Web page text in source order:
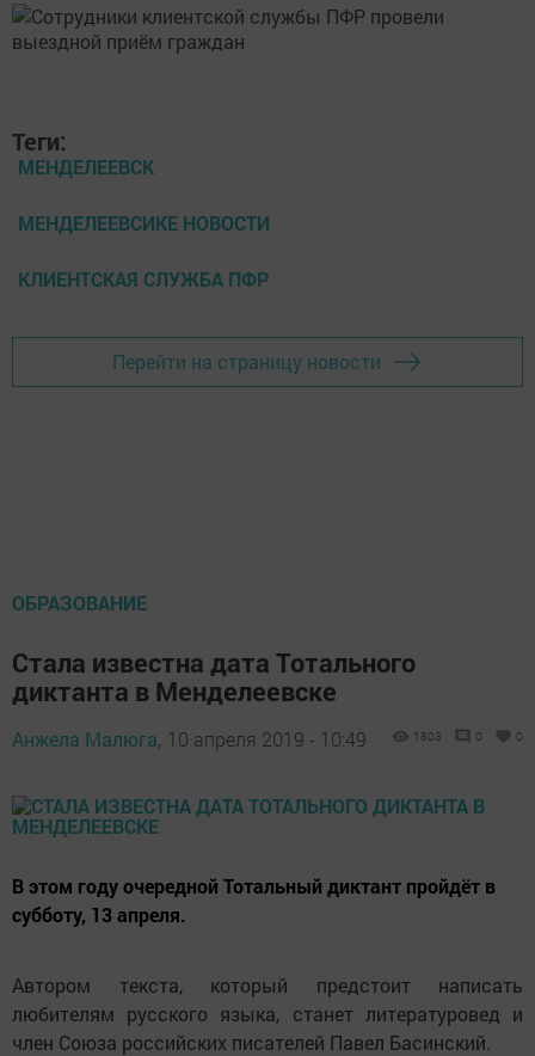
Теги:
МЕНДЕЛЕЕВСК
МЕНДЕЛЕЕВСИКЕ НОВОСТИ
КЛИЕНТСКАЯ СЛУЖБА ПФР
Перейти на страницу новости
ОБРАЗОВАНИЕ
Стала известна дата Тотального
диктанта в Менделеевске
Анжела Малюга, 10 апреля 2019 - 10:49 1803 0 0
В этом году очередной Тотальный диктант пройдёт в
субботу, 13 апреля.
Автором текста, который предстоит написать
любителям русского языка, станет литературовед и
член Союза российских писателей Павел Басинский.